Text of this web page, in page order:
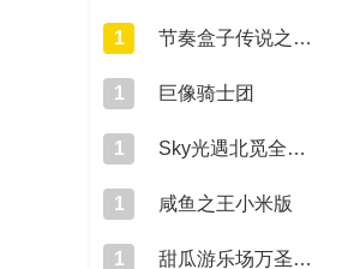
1 节奏盒子传说之下模组
1 巨像骑士团
1 Sky光遇北觅全物品版
1 咸鱼之王小米版
1 甜瓜游乐场万圣节版本